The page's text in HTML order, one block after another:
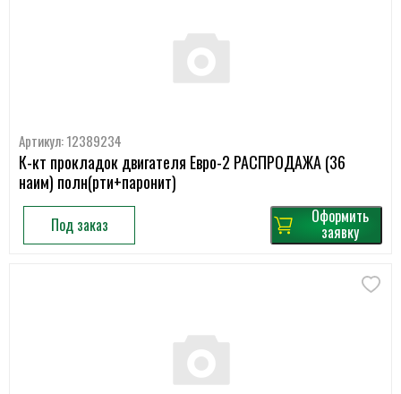
Артикул: 12389234
К-кт прокладок двигателя Евро-2 РАСПРОДАЖА (36
наим) полн(рти+паронит)
Под заказ Оформить
заявку